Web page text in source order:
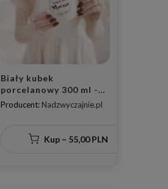
Biały kubek
porcelanowy 300 ml -
napis pięknego dnia
Producent: Nadzwyczajnie.pl
Kup – 55,00 PLN